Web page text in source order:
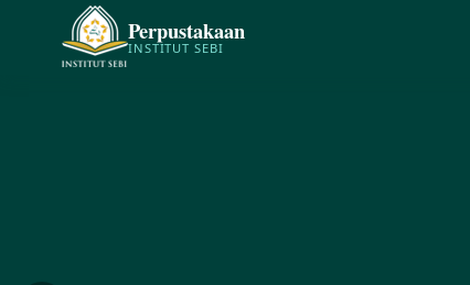
Perpustakaan
INSTITUT SEBI